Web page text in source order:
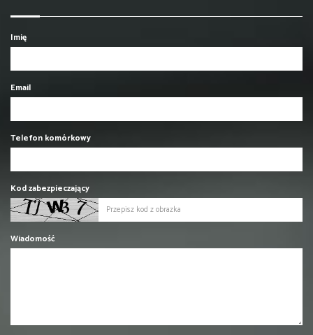
Imię
Email
Telefon komórkowy
Kod zabezpieczający
Wiadomość